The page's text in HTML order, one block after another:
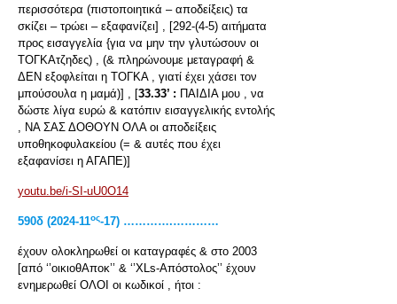
περισσότερα (πιστοποιητικά – αποδείξεις) τα
σκίζει – τρώει – εξαφανίζει] , [292-(4-5) αιτήματα
προς εισαγγελία {για να μην την γλυτώσουν οι
ΤΟΓΚΑτζηδες) , (& πληρώνουμε μεταγραφή &
ΔΕΝ εξοφλείται η ΤΟΓΚΑ , γιατί έχει χάσει τον
μπούσουλα η μαμά)] , [33.33’ : ΠΑΙΔΙΑ μου , να
δώστε λίγα ευρώ & κατόπιν εισαγγελικής εντολής
, ΝΑ ΣΑΣ ΔΟΘΟΥΝ ΟΛΑ οι αποδείξεις
υποθηκοφυλακείου (= & αυτές που έχει
εξαφανίσει η ΑΓΑΠΕ)]
youtu.be/i-SI-uU0O14
590δ (2024-11ος-17) ………….…………
έχουν ολοκληρωθεί οι καταγραφές & στο 2003
[από ‘’οικιοθΑποκ’’ & ‘’XLs-Απόστολος’’ έχουν
ενημερωθεί ΟΛΟΙ οι κωδικοί , ήτοι :